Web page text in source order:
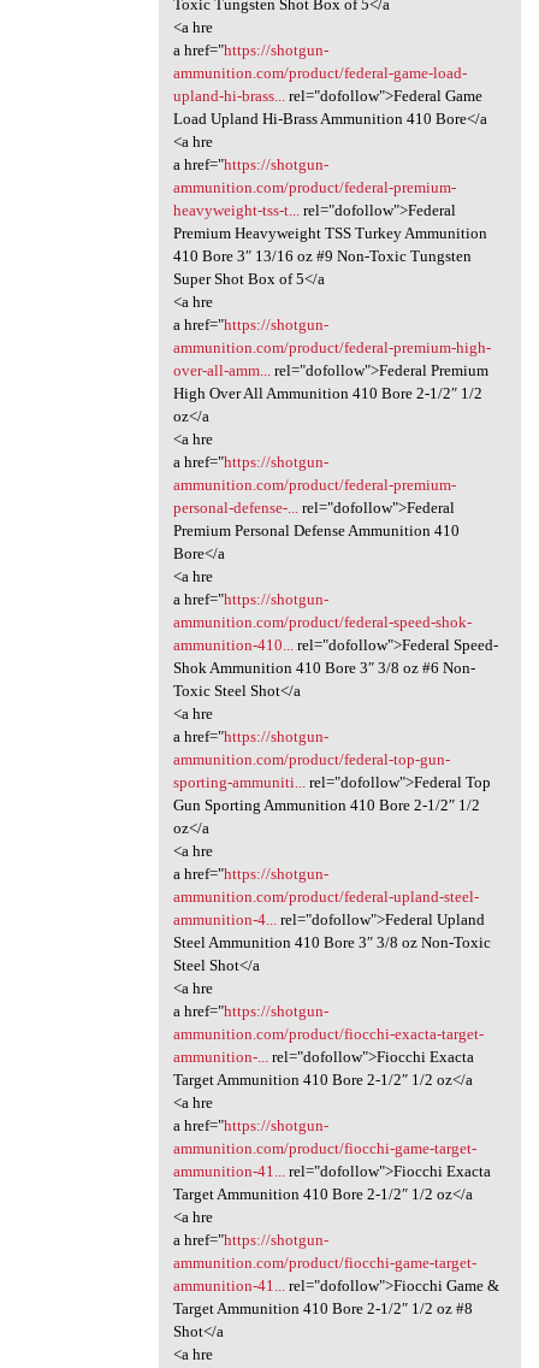
Toxic Tungsten Shot Box of 5</a
<a hre
a href="https://shotgun-
ammunition.com/product/federal-game-load-
upland-hi-brass...rel="dofollow">Federal Game
Load Upland Hi-Brass Ammunition 410 Bore</a
<a hre
a href="https://shotgun-
ammunition.com/product/federal-premium-
heavyweight-tss-t...rel="dofollow">Federal
Premium Heavyweight TSS Turkey Ammunition
410 Bore 3″ 13/16 oz #9 Non-Toxic Tungsten
Super Shot Box of 5</a
<a hre
a href="https://shotgun-
ammunition.com/product/federal-premium-high-
over-all-amm...rel="dofollow">Federal Premium
High Over All Ammunition 410 Bore 2-1/2″ 1/2
oz</a
<a hre
a href="https://shotgun-
ammunition.com/product/federal-premium-
personal-defense-...rel="dofollow">Federal
Premium Personal Defense Ammunition 410
Bore</a
<a hre
a href="https://shotgun-
ammunition.com/product/federal-speed-shok-
ammunition-410...rel="dofollow">Federal Speed-
Shok Ammunition 410 Bore 3″ 3/8 oz #6 Non-
Toxic Steel Shot</a
<a hre
a href="https://shotgun-
ammunition.com/product/federal-top-gun-
sporting-ammuniti...rel="dofollow">Federal Top
Gun Sporting Ammunition 410 Bore 2-1/2″ 1/2
oz</a
<a hre
a href="https://shotgun-
ammunition.com/product/federal-upland-steel-
ammunition-4...rel="dofollow">Federal Upland
Steel Ammunition 410 Bore 3″ 3/8 oz Non-Toxic
Steel Shot</a
<a hre
a href="https://shotgun-
ammunition.com/product/fiocchi-exacta-target-
ammunition-...rel="dofollow">Fiocchi Exacta
Target Ammunition 410 Bore 2-1/2″ 1/2 oz</a
<a hre
a href="https://shotgun-
ammunition.com/product/fiocchi-game-target-
ammunition-41...rel="dofollow">Fiocchi Exacta
Target Ammunition 410 Bore 2-1/2″ 1/2 oz</a
<a hre
a href="https://shotgun-
ammunition.com/product/fiocchi-game-target-
ammunition-41...rel="dofollow">Fiocchi Game &
Target Ammunition 410 Bore 2-1/2″ 1/2 oz #8
Shot</a
<a hre